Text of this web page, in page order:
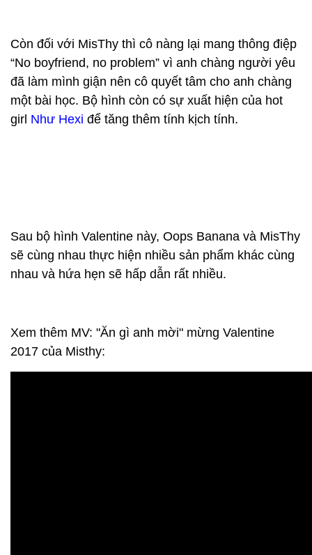
Còn đối với MisThy thì cô nàng lại mang thông điệp
“No boyfriend, no problem” vì anh chàng người yêu
đã làm mình giận nên cô quyết tâm cho anh chàng
một bài học. Bộ hình còn có sự xuất hiện của hot
girl Như Hexi để tăng thêm tính kịch tính.
Sau bộ hình Valentine này, Oops Banana và MisThy
sẽ cùng nhau thực hiện nhiều sản phẩm khác cùng
nhau và hứa hẹn sẽ hấp dẫn rất nhiều.
Xem thêm MV: "Ăn gì anh mời" mừng Valentine
2017 của Misthy: